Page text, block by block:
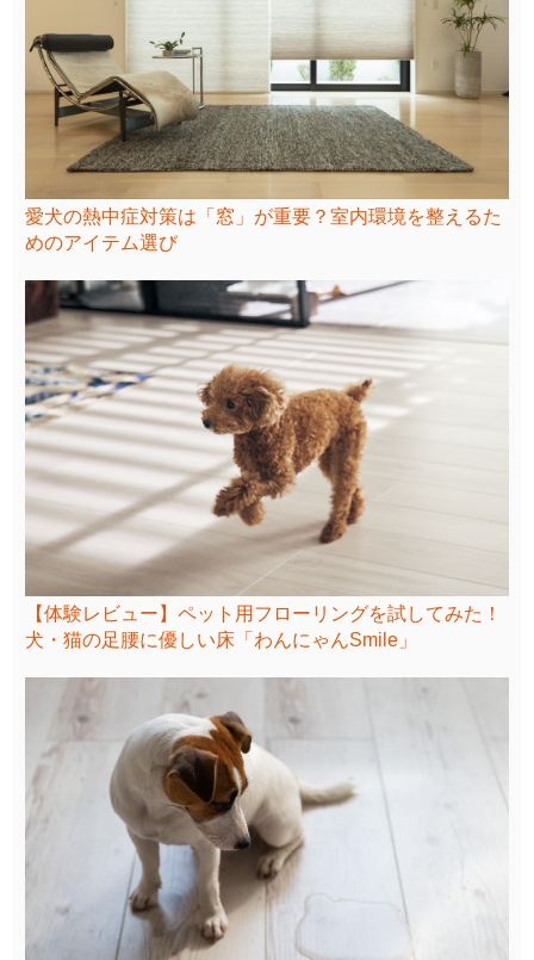
愛犬の熱中症対策は「窓」が重要？室内環境を整えるた
めのアイテム選び
【体験レビュー】ペット用フローリングを試してみた！
犬・猫の足腰に優しい床「わんにゃんSmile」